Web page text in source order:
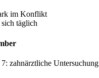
im Konflikt
täglich
zahnärztliche Untersuchung